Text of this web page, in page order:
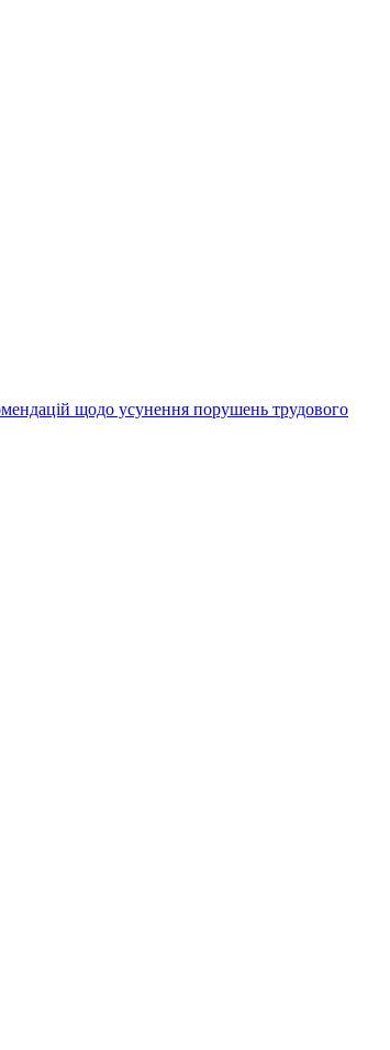
щодо усунення порушень трудового